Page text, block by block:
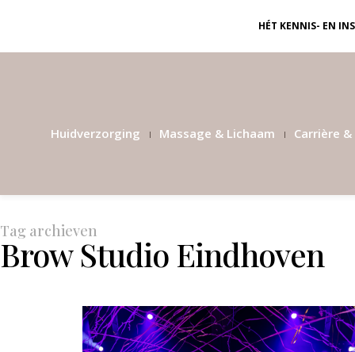
HÉT KENNIS- EN
Huidverzorging Massage & Lichaam Carrière
Tag archieven
Brow Studio Eindhoven